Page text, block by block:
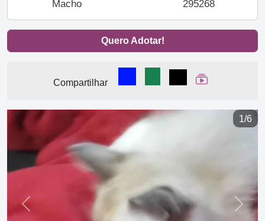
Macho
295268
Quero Adotar!
Compartilhar
Compartilhar no Facebook
Compartilhar no
Compartilhar
Ver Web Story
1/6
Previous Next